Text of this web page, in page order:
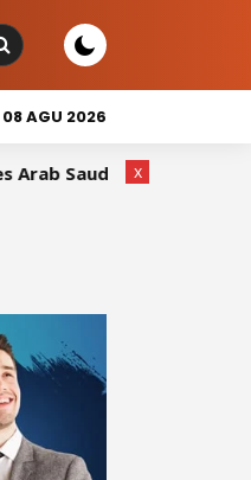
AGU 2026
Saudi Wakil Bupati
x